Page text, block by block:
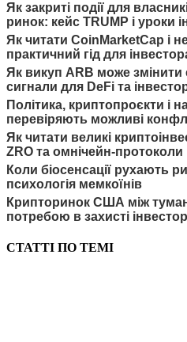
Як закриті події для
ринок: кейс TRUMP і уроки
Як читати CoinMarketCap і
практичний гід для
Як викуп ARB може
сигнали для DeFi та
Політика, криптопроєкти і
перевіряють можливі
Як читати великі
ZRO та омнічейн-протоколи
Коли біосенсації рухають
психологія мемкоїнів
Крипторинок США між
потребою в захисті
СТАТТІ ПО ТЕМІ